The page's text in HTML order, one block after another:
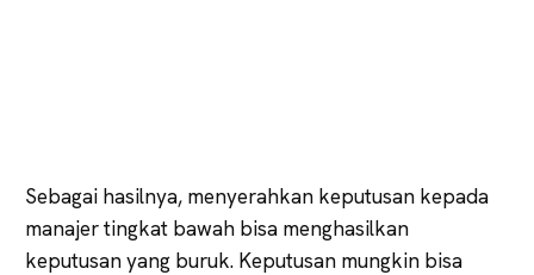
Sebagai hasilnya, menyerahkan keputusan kepada
manajer tingkat bawah bisa menghasilkan
keputusan yang buruk. Keputusan mungkin bisa